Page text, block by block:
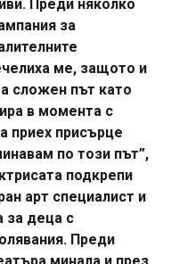
Преди няколко
за
ме, защото и
сложен път като
в момента с
приех присърце
по този път”,
подкрепи
арт специалист и
за деца с
Преди